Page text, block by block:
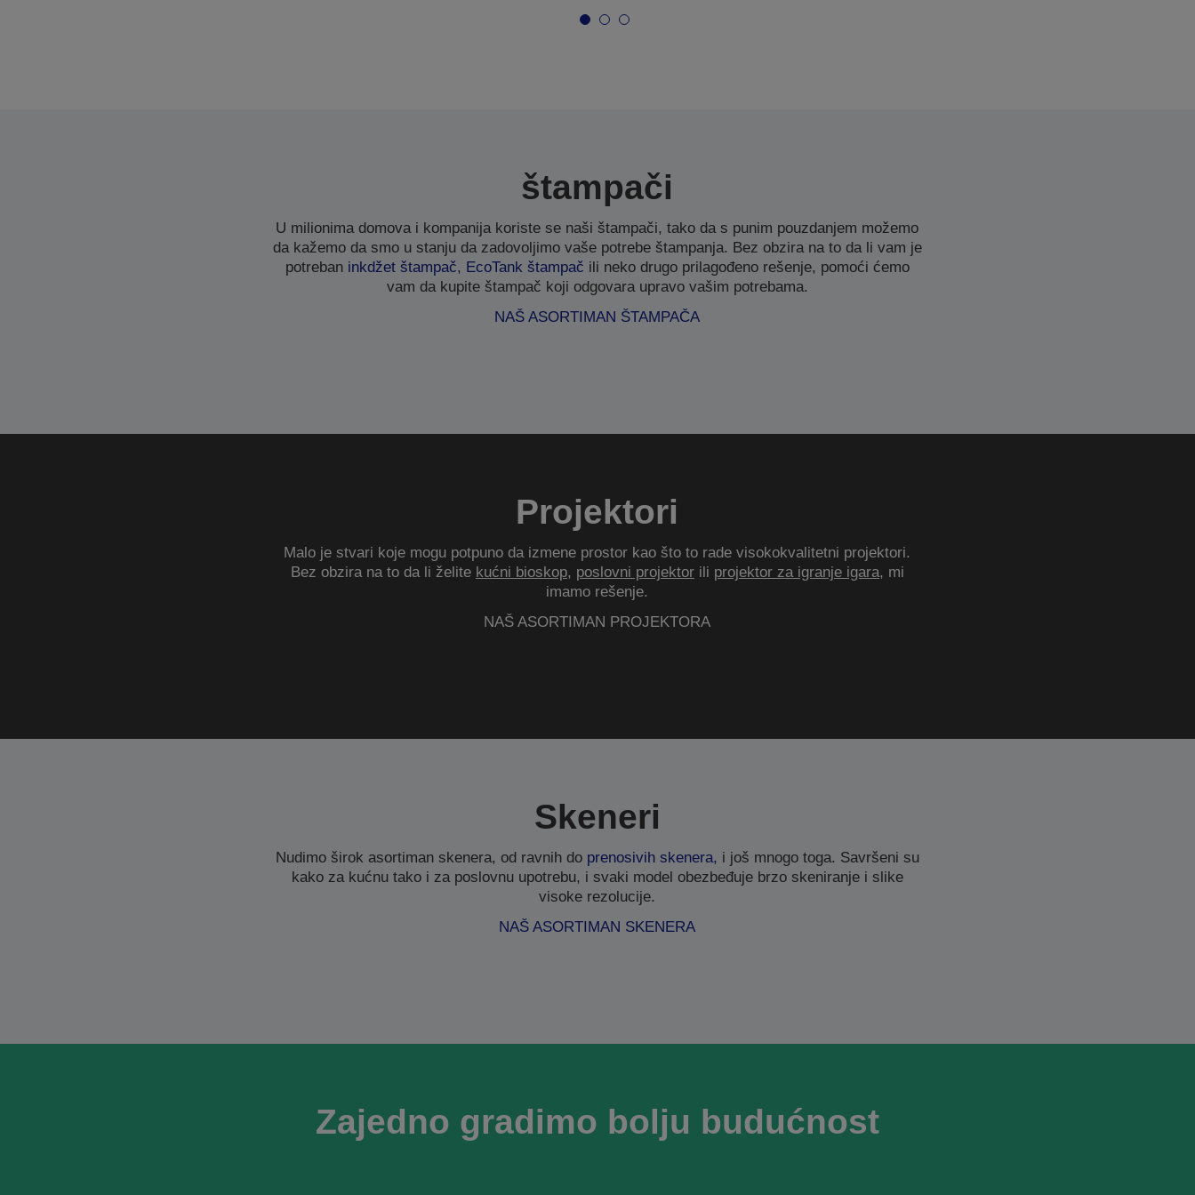
štampači
U milionima domova i kompanija koriste se naši štampači, tako da s punim pouzdanjem možemo
da kažemo da smo u stanju da zadovoljimo vaše potrebe štampanja. Bez obzira na to da li vam je
potreban inkdžet štampač, EcoTank štampač ili neko drugo prilagođeno rešenje, pomoći ćemo
vam da kupite štampač koji odgovara upravo vašim potrebama.
NAŠ ASORTIMAN ŠTAMPAČA
Projektori
Malo je stvari koje mogu potpuno da izmene prostor kao što to rade visokokvalitetni projektori.
Bez obzira na to da li želite kućni bioskop, poslovni projektorili projektor za igranje igara, mi
imamo rešenje.
NAŠ ASORTIMAN PROJEKTORA
Skeneri
Nudimo širok asortiman skenera, od ravnih do prenosivih skenera, i još mnogo toga. Savršeni su
kako za kućnu tako i za poslovnu upotrebu, i svaki model obezbeđuje brzo skeniranje i slike
visoke rezolucije.
NAŠ ASORTIMAN SKENERA
Zajedno gradimo bolju budućnost